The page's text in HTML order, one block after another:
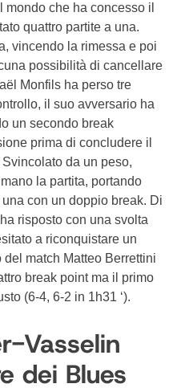
mondo che ha concesso il
quattro partite a una.
vincendo la rimessa e poi
possibilità di cancellare
Monfils ha perso tre
il suo avversario ha
un secondo break
prima di concludere il
da un peso,
la partita, portando
con un doppio break. Di
risposto con una svolta
a riconquistare un
match Matteo Berrettini
break point ma il primo
(6-4, 6-2 in 1h31 ‘).
Vasselin
dei Blues